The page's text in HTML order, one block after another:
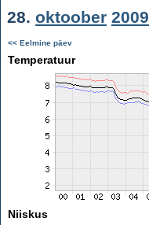
28. oktoober 2009
<< Eelmine päev
Temperatuur
Niiskus